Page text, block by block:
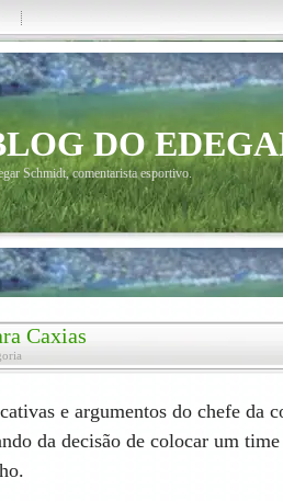
DO
Schmidt, comentarista esportivo.
Caxias
e argumentos do chefe da
da decisão de colocar um